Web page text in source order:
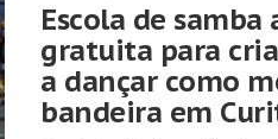
Escola de
gratuita para
a dançar como
bandeira em